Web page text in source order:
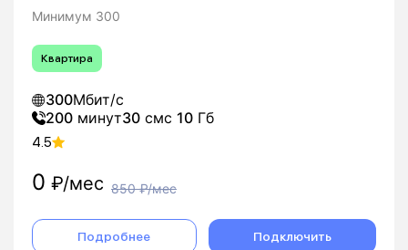
Минимум 300
Квартира
300Мбит/с
200 минут30 смс 10 Гб
4.5
0 ₽/мес 850₽/мес
Подробнее Подключить